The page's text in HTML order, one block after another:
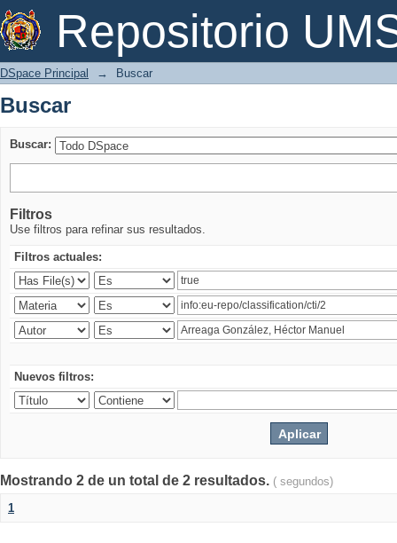
Repositorio
Buscar
DSpace Principal → Buscar
Buscar
Buscar:
Filtros
Use filtros para refinar sus resultados.
Filtros actuales:
Nuevos filtros:
Mostrando 2 de un total de 2 resultados. ( segundos)
1